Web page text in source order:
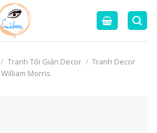
/ Tranh Tối Giản Decor / Tranh Decor
William Morris